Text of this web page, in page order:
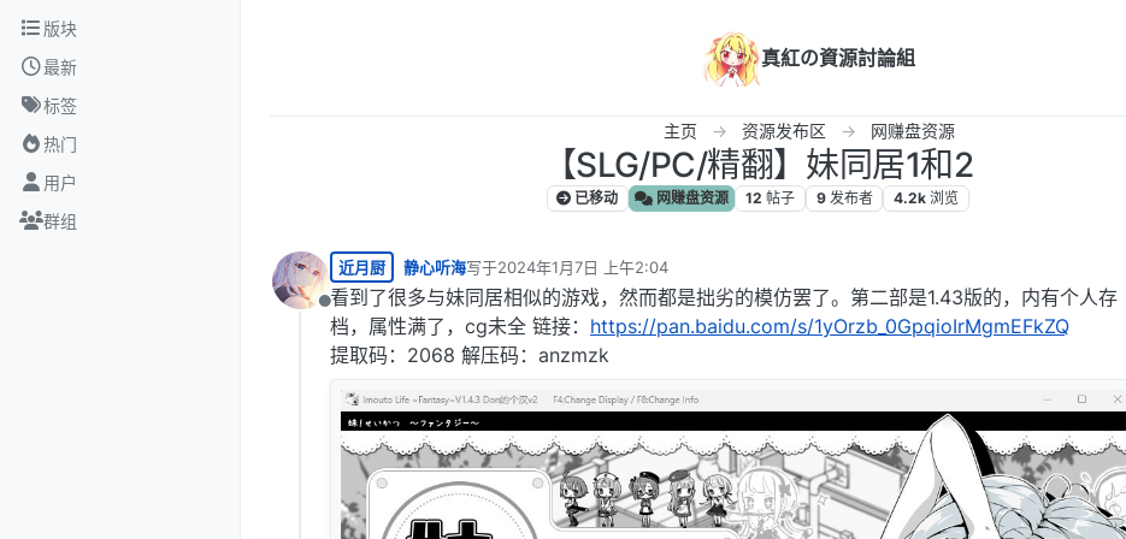
跳转至内容
版块
最新
标签
热门
用户
群组
真紅の資源討論組
主页 资源发布区 网赚盘资源
【SLG/PC/精翻】妹同居1和2
已移动 网赚盘资源 12 帖子 9 发布者 4.2k 浏览
离线
近月厨 静心听海写于2024年1月7日 上午2:04
最后由 编辑
看到了很多与妹同居相似的游戏，然而都是拙劣的模仿罢了。第二部是1.43版的，内有个人存
档，属性满了，cg未全 链接： https://pan.baidu.com/s/1yOrzb_0GpqioIrMgmEFkZQ
提取码：2068 解压码：anzmzk